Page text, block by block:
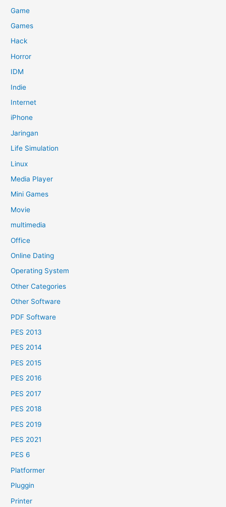
Game
Games
Hack
Horror
IDM
Indie
Internet
iPhone
Jaringan
Life Simulation
Linux
Media Player
Mini Games
Movie
multimedia
Office
Online Dating
Operating System
Other Categories
Other Software
PDF Software
PES 2013
PES 2014
PES 2015
PES 2016
PES 2017
PES 2018
PES 2019
PES 2021
PES 6
Platformer
Pluggin
Printer